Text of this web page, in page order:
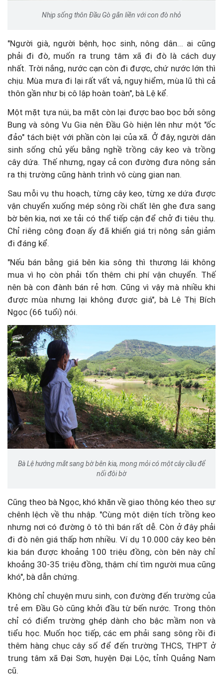
Nhịp sống thôn Đầu Gò gắn liền với con đò nhỏ
"Người già, người bệnh, học sinh, nông dân... ai cũng
phải đi đò, muốn ra trung tâm xã đi đò là cách duy
nhất. Trời nắng, nước cạn còn đi được, chứ nước lớn thì
chịu. Mùa mưa đi lại rất vất vả, nguy hiểm, mùa lũ thì cả
thôn gần như bị cô lập hoàn toàn", bà Lệ kể.
Một mặt tựa núi, ba mặt còn lại được bao bọc bởi sông
Bung và sông Vu Gia nên Đầu Gò hiện lên như một "ốc
đảo" tách biệt với phần còn lại của xã. Ở đây, người dân
sinh sống chủ yếu bằng nghề trồng cây keo và trồng
cây dứa. Thế nhưng, ngay cả con đường đưa nông sản
ra thị trường cũng hành trình vô cùng gian nan.
Sau mỗi vụ thu hoạch, từng cây keo, từng xe dứa được
vận chuyển xuống mép sông rồi chất lên ghe đưa sang
bờ bên kia, nơi xe tải có thể tiếp cận để chở đi tiêu thụ.
Chỉ riêng công đoạn ấy đã khiến giá trị nông sản giảm
đi đáng kể.
"Nếu bán bằng giá bên kia sông thì thương lái không
mua vì họ còn phải tốn thêm chi phí vận chuyển. Thế
nên bà con đành bán rẻ hơn. Cũng vì vậy mà nhiều khi
được mùa nhưng lại không được giá", bà Lê Thị Bích
Ngọc (66 tuổi) nói.
Bà Lệ hướng mắt sang bờ bên kia, mong mỏi có một cây cầu để
nối đôi bờ
Cũng theo bà Ngọc, khó khăn về giao thông kéo theo sự
chênh lệch về thu nhập. "Cùng một diện tích trồng keo
nhưng nơi có đường ô tô thì bán rất dễ. Còn ở đây phải
đi đò nên giá thấp hơn nhiều. Ví dụ 10.000 cây keo bên
kia bán được khoảng 100 triệu đồng, còn bên này chỉ
khoảng 30-35 triệu đồng, thậm chí tìm người mua cũng
khó", bà dẫn chứng.
Không chỉ chuyện mưu sinh, con đường đến trường của
trẻ em Đầu Gò cũng khởi đầu từ bến nước. Trong thôn
chỉ có điểm trường ghép dành cho bậc mầm non và
tiểu học. Muốn học tiếp, các em phải sang sông rồi đi
thêm hàng chục cây số để đến trường THCS, THPT ở
trung tâm xã Đại Sơn, huyện Đại Lộc, tỉnh Quảng Nam
cũ.